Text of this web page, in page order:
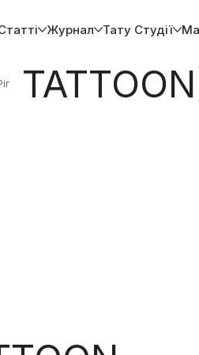
Журнал Тату Студії
TATTOON